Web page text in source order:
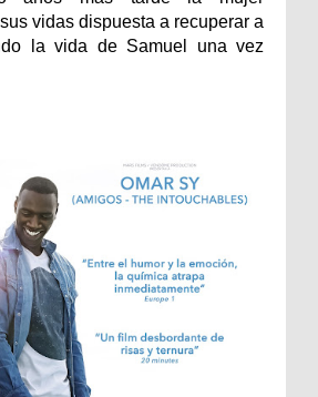
vidas dispuesta a recuperar a
la vida de Samuel una vez